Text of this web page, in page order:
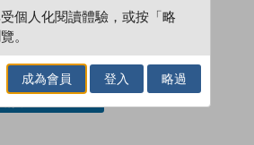
試閲 加入閱讀紀錄
個人化閱讀體驗，或按「略
。
成為會員 登入 略過